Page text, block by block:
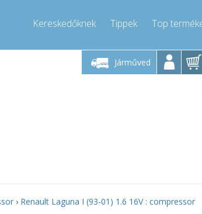
Kereskedőknek Tippek Top
Járműved
Hétfő-Péntek 9-17
express.hu
› Renault Laguna I (93-01) 1.6 16V : compressor